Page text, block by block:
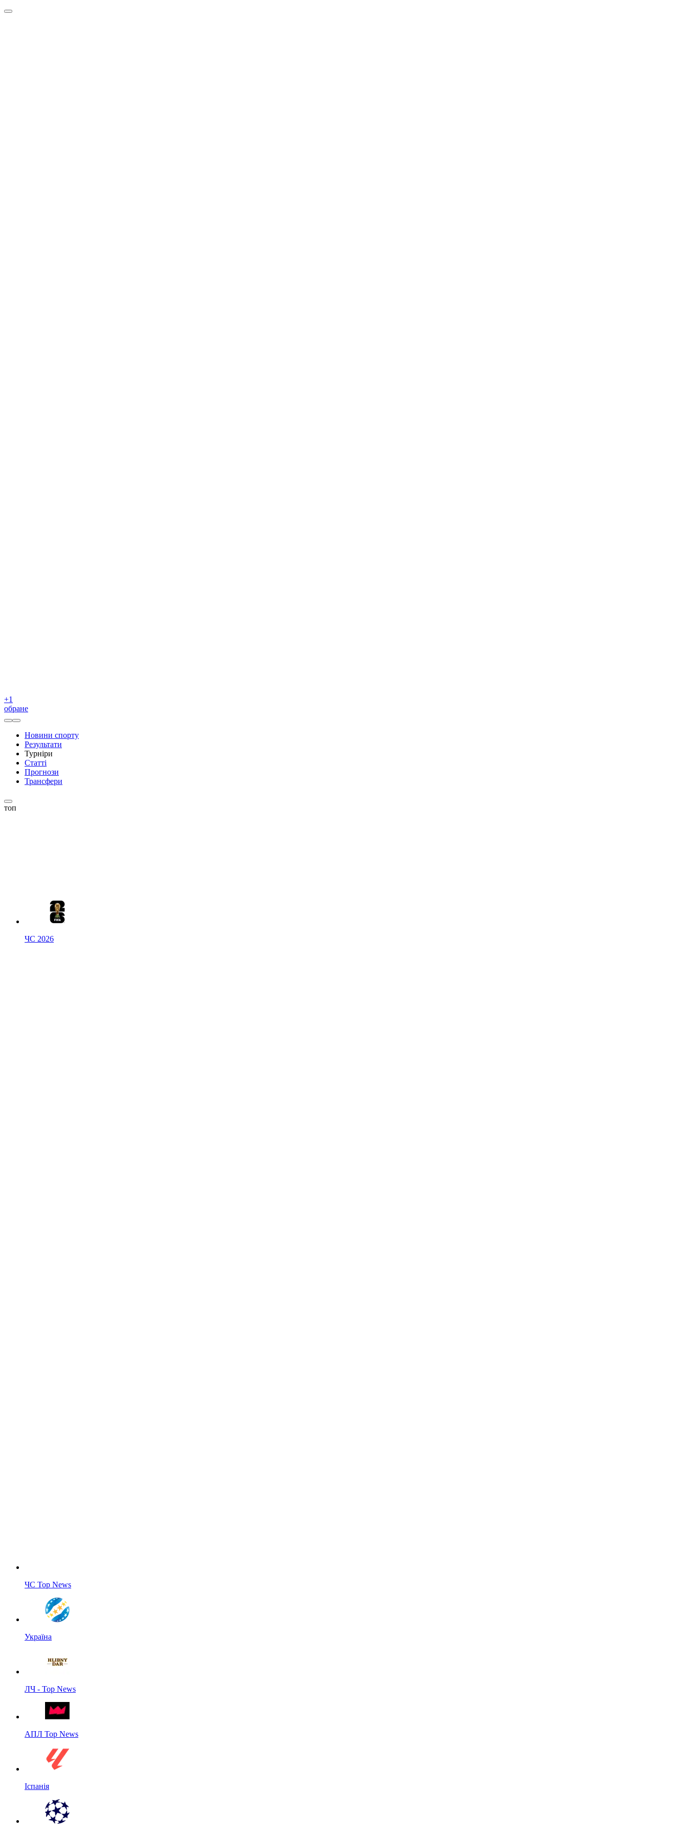
+1
обране
Новини спорту
Результати
Турніри
Статті
Прогнози
Трансфери
топ
ЧС 2026
ЧС Top News
Україна
ЛЧ - Top News
АПЛ Top News
Іспанія